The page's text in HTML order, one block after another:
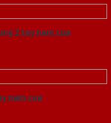
2 tay nam cua
nam cua